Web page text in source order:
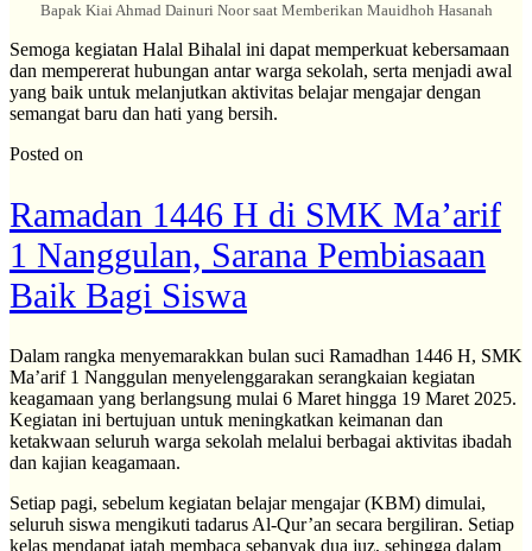
Bapak Kiai Ahmad Dainuri Noor saat Memberikan Mauidhoh Hasanah
Semoga kegiatan Halal Bihalal ini dapat memperkuat kebersamaan
dan mempererat hubungan antar warga sekolah, serta menjadi awal
yang baik untuk melanjutkan aktivitas belajar mengajar dengan
semangat baru dan hati yang bersih.
Posted on
Ramadan 1446 H di SMK Ma’arif
1 Nanggulan, Sarana Pembiasaan
Baik Bagi Siswa
Dalam rangka menyemarakkan bulan suci Ramadhan 1446 H, SMK
Ma’arif 1 Nanggulan menyelenggarakan serangkaian kegiatan
keagamaan yang berlangsung mulai 6 Maret hingga 19 Maret 2025.
Kegiatan ini bertujuan untuk meningkatkan keimanan dan
ketakwaan seluruh warga sekolah melalui berbagai aktivitas ibadah
dan kajian keagamaan.
Setiap pagi, sebelum kegiatan belajar mengajar (KBM) dimulai,
seluruh siswa mengikuti tadarus Al-Qur’an secara bergiliran. Setiap
kelas mendapat jatah membaca sebanyak dua juz, sehingga dalam